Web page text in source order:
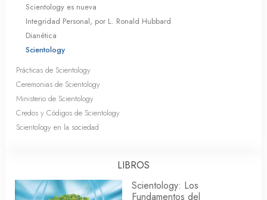
Scientology es nueva
Integridad Personal, por L. Ronald Hubbard
Dianética
Scientology
Prácticas de Scientology
Ceremonias de Scientology
Ministerio de Scientology
Credos y Códigos de Scientology
Scientology en la sociedad
LIBROS
Scientology: Los
Fundamentos del